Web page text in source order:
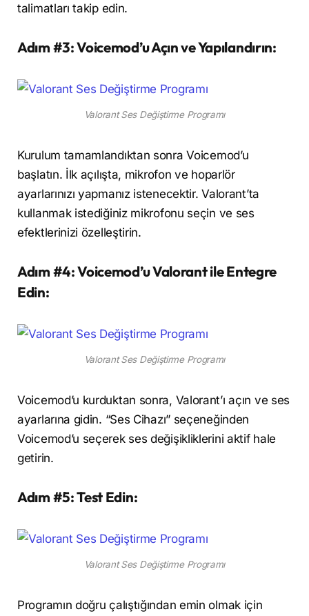
talimatları takip edin.
Adım #3: Voicemod’u Açın ve Yapılandırın:
Valorant Ses Değiştirme Programı
Kurulum tamamlandıktan sonra Voicemod’u
başlatın. İlk açılışta, mikrofon ve hoparlör
ayarlarınızı yapmanız istenecektir. Valorant’ta
kullanmak istediğiniz mikrofonu seçin ve ses
efektlerinizi özelleştirin.
Adım #4: Voicemod’u Valorant ile Entegre
Edin:
Valorant Ses Değiştirme Programı
Voicemod’u kurduktan sonra, Valorant’ı açın ve ses
ayarlarına gidin. “Ses Cihazı” seçeneğinden
Voicemod’u seçerek ses değişikliklerini aktif hale
getirin.
Adım #5: Test Edin:
Valorant Ses Değiştirme Programı
Programın doğru çalıştığından emin olmak için